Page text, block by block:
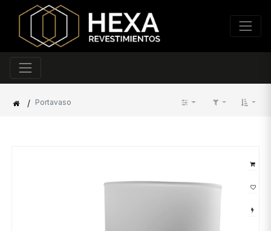
/ Portavaso